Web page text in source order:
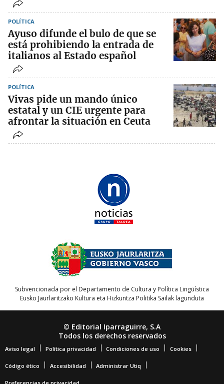
POLÍTICA
Ayuso difunde el bulo de que se
está prohibiendo la entrada de
italianos al Estado español
POLÍTICA
Vivas pide un mando único
estatal y un CIE urgente para
afrontar la situación en Ceuta
Subvencionada por el Departamento de Cultura y Política Lingüística
Eusko Jaurlaritzako Kultura eta Hizkuntza Politika Sailak lagunduta
© Editorial Iparraguirre, S.A
Todos los derechos reservados
Aviso legal Política privacidad Condiciones de uso Cookies
Código ético Accesibilidad Administrar Utiq